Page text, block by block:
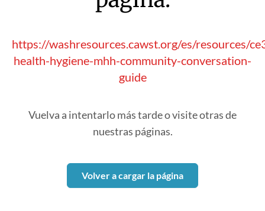
https://washresources.cawst.org/es/resources/
health-hygiene-mhh-community-conversation-
guide
Vuelva a intentarlo más tarde o visite otras de
nuestras páginas.
Volver a cargar la página